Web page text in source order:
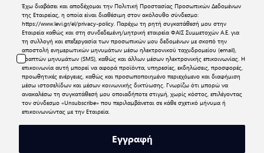
Έχω διαβάσει και αποδέχομαι την Πολιτική Προστασίας Προσωπικών Δεδομένων
της Εταιρείας, η οποία είναι διαθέσιμη στον ακόλουθο σύνδεσμο:
https://www.levi.gr/el/privacy-policy. Παρέχω τη ρητή συγκατάθεσή μου στην
Εταιρεία καθώς και στη συνδεδεμένη/μητρική εταιρεία ΦΑΙΣ Συμμετοχών Α.Ε. για
τη συλλογή και επεξεργασία των προσωπικών μου δεδομένων με σκοπό την
αποστολή ενημερωτικών μηνυμάτων μέσω ηλεκτρονικού ταχυδρομείου (email),
γραπτών μηνυμάτων (SMS), καθώς και άλλων μέσων ηλεκτρονικής επικοινωνίας. Η
επικοινωνία αυτή μπορεί να αφορά προϊόντα, υπηρεσίες, εκδηλώσεις, προσφορές,
προωθητικές ενέργειες, καθώς και προσωποποιημένο περιεχόμενο και διαφήμιση
μέσω ιστοσελίδων και μέσων κοινωνικής δικτύωσης. Γνωρίζω ότι μπορώ να
ανακαλέσω τη συγκατάθεσή μου οποιαδήποτε στιγμή, χωρίς κόστος, επιλέγοντας
τον σύνδεσμο «Unsubscribe» που περιλαμβάνεται σε κάθε σχετικό μήνυμα ή
επικοινωνώντας με την Εταιρεία.
Εγγραφή